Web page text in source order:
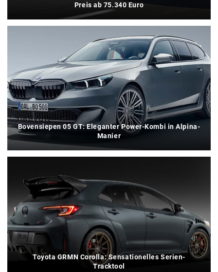
Preis ab 75.340 Euro
Bovensiepen 05 GT: Eleganter Power-Kombi in Alpina-
Manier
Toyota GRMN Corolla: Sensationelles Serien-
Tracktool